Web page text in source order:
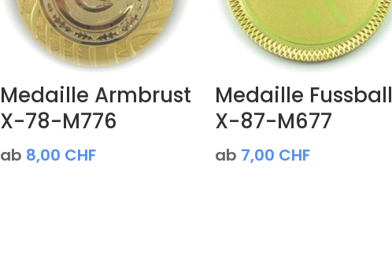
Medaille Armbrust
X-78-M776
ab 8,00 CHF
Medaille Fussball
X-87-M677
ab 7,00 CHF